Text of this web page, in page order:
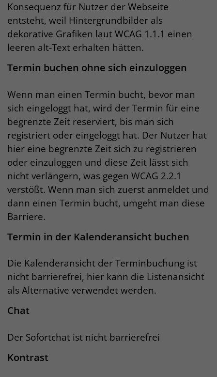
Konsequenz für Nutzer der Webseite
entsteht, weil Hintergrundbilder als
dekorative Grafiken laut WCAG 1.1.1 einen
leeren alt-Text erhalten hätten.
Termin buchen ohne sich einzuloggen
Wenn man einen Termin bucht, bevor man
sich eingeloggt hat, wird der Termin für eine
begrenzte Zeit reserviert, bis man sich
registriert oder eingeloggt hat. Der Nutzer hat
hier eine begrenzte Zeit sich zu registrieren
oder einzuloggen und diese Zeit lässt sich
nicht verlängern, was gegen WCAG 2.2.1
verstößt. Wenn man sich zuerst anmeldet und
dann einen Termin bucht, umgeht man diese
Barriere.
Termin in der Kalenderansicht buchen
Die Kalenderansicht der Terminbuchung ist
nicht barrierefrei, hier kann die Listenansicht
als Alternative verwendet werden.
Chat
Der Sofortchat ist nicht barrierefrei
Kontrast